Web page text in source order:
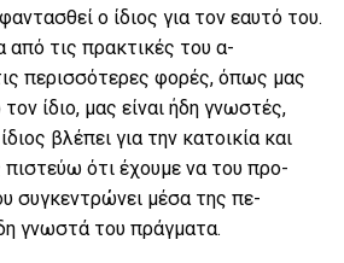
ο ίδιος για τον εαυ­τό του.
από τις πρακτικές του α­
περισσότερες φορές, όπως μας
ίδιο, μας είναι ήδη γνωστές,
βλέπει για την κατοικία και
πιστεύω ότι έχουμε να του προ­
συγκεντρώνει μέσα της πε­
γνωστά του πράγματα.